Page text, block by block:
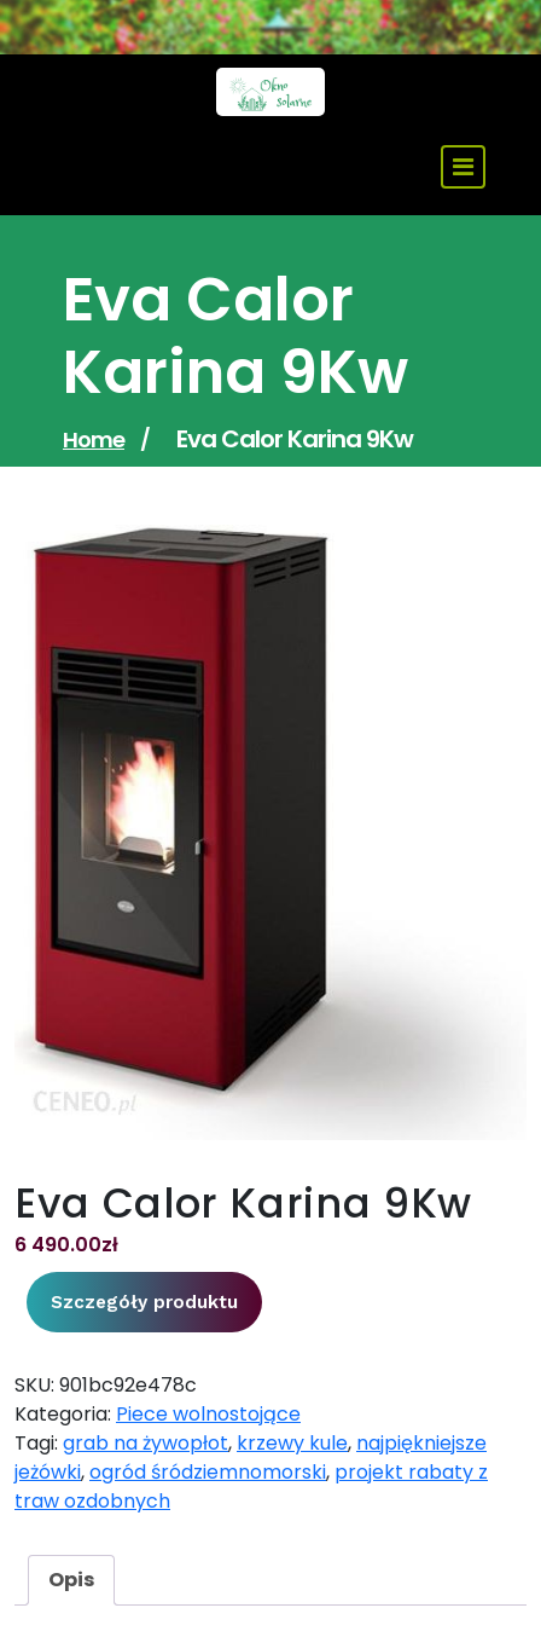
Skip
to
Eva Calor
Karina 9Kw
Home / Eva Calor Karina 9Kw
Eva Calor Karina 9Kw
6 490.00zł
Szczegóły produktu
SKU: 901bc92e478c
Kategoria: Piece wolnostojące
Tagi: grab na żywopłot, krzewy kule, najpiękniejsze
jeżówki,ogród śródziemnomorski, projekt rabaty z
traw ozdobnych
Opis